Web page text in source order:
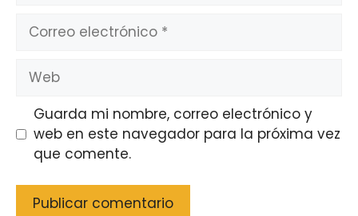
Correo
electrónico
Web
Guarda mi nombre, correo electrónico y
web en este navegador para la próxima vez
que comente.